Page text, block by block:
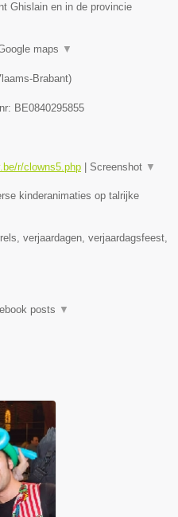
Ghislain en in de provincie
maps ▼
Brabant)
BE0840295855
r/clowns5.php Screenshot ▼
kinderanimaties op talrijke
verjaardagen, verjaardagsfeest,
posts ▼